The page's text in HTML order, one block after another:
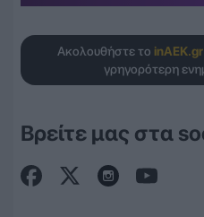
Ακολουθήστε το inAEK.gr
γρηγορότερη
Βρείτε μας στα